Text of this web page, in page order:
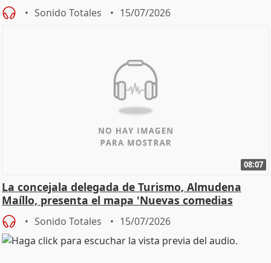
Sonido Totales 15/07/2026
08:07
La concejala delegada de Turismo, Almudena
Maíllo, presenta el mapa 'Nuevas comedias
madrileñas'
Sonido Totales 15/07/2026